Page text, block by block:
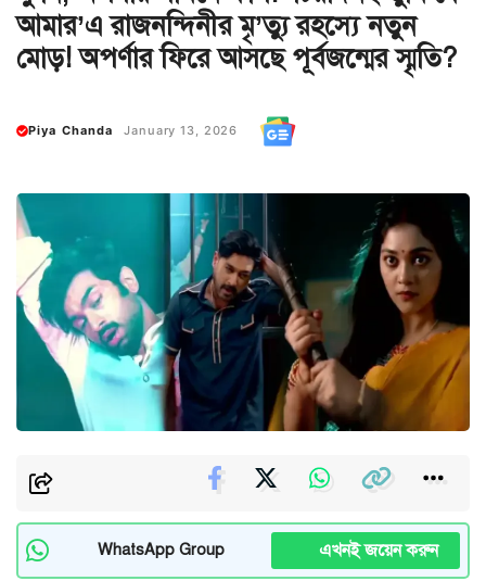
আমার’এ রাজনন্দিনীর মৃ’ত্যু রহস্যে নতুন
মোড়! অপর্ণার ফিরে আসছে পূর্বজন্মের স্মৃতি?
Piya Chanda January 13, 2026
WhatsApp Group এখনই জয়েন করুন